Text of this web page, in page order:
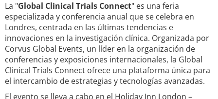
La "Global Clinical Trials Connect" es una feria
especializada y conferencia anual que se celebra en
Londres, centrada en las últimas tendencias e
innovaciones en la investigación clínica. Organizada por
Corvus Global Events, un líder en la organización de
conferencias y exposiciones internacionales, la Global
Clinical Trials Connect ofrece una plataforma única para
el intercambio de estrategias y tecnologías avanzadas.
El evento se lleva a cabo en el Holiday Inn London –